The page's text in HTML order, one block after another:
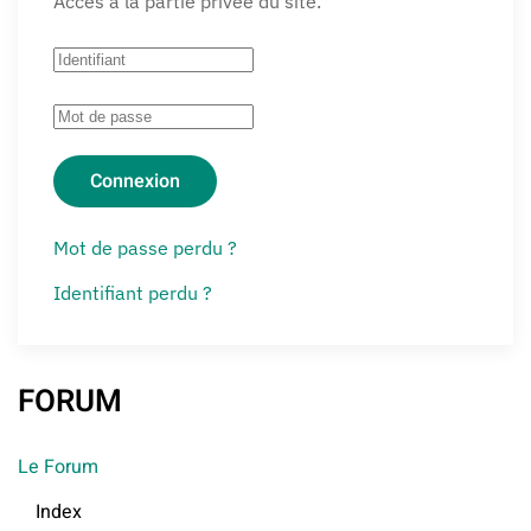
Connexion
Mot de passe perdu ?
Identifiant perdu ?
FORUM
Le Forum
Index